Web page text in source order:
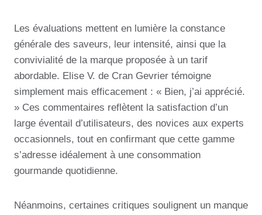
Les évaluations mettent en lumière la constance
générale des saveurs, leur intensité, ainsi que la
convivialité de la marque proposée à un tarif
abordable. Elise V. de Cran Gevrier témoigne
simplement mais efficacement : « Bien, j’ai apprécié.
» Ces commentaires reflètent la satisfaction d’un
large éventail d’utilisateurs, des novices aux experts
occasionnels, tout en confirmant que cette gamme
s’adresse idéalement à une consommation
gourmande quotidienne.
Néanmoins, certaines critiques soulignent un manque